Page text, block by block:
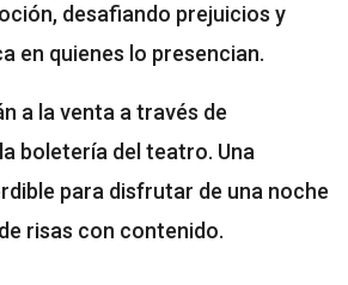
desafiando prejuicios y
en quienes lo presencian.
a la venta a través de
boletería del teatro. Una
para disfrutar de una noche
risas con contenido.